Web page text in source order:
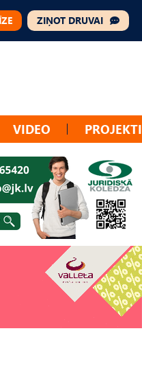
ZIŅOT DRUVAI
VIDEO PROJEKTI